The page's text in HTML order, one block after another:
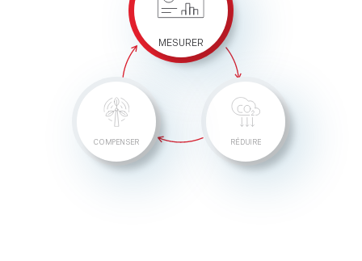
MESURER
RÉDUIRE
COMPENSER